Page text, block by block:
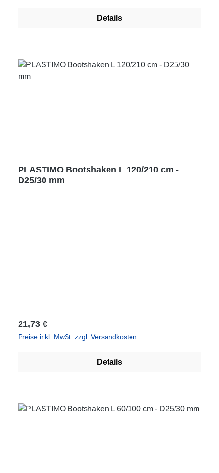
Details
PLASTIMO Bootshaken L 120/210 cm -
D25/30 mm
Regulärer Preis:
21,73 €
Preise inkl. MwSt. zzgl. Versandkosten
Details